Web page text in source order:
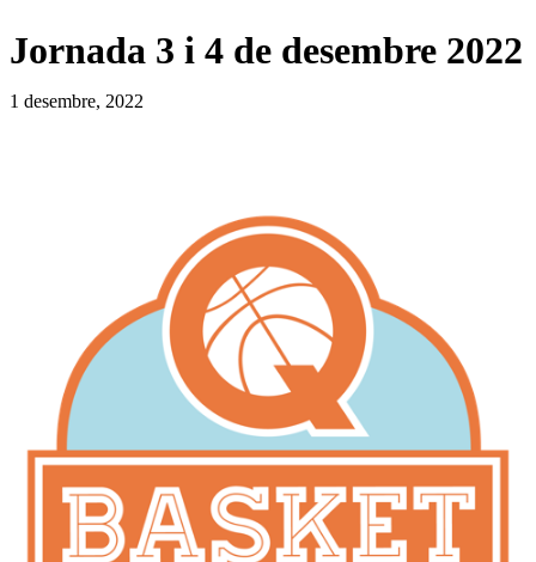
Jornada 3 i 4 de desembre 2022
1 desembre, 2022